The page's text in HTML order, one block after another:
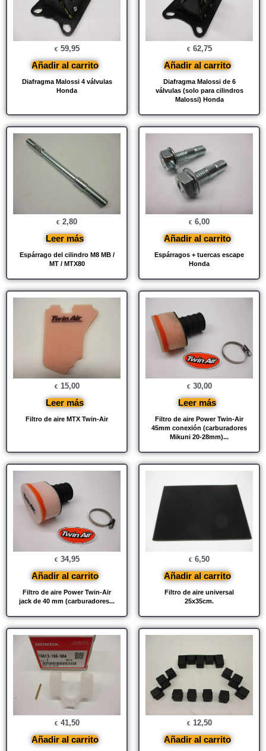
Diafragma Malossi 4 válvulas
Honda
€ 59,95
Añadir al carrito
Diafragma Malossi de 6
válvulas (solo para cilindros
Malossi) Honda
€ 62,75
Añadir al carrito
Espárrago del cilindro M8 MB /
MT / MTX80
€ 2,80
Leer más
Espárragos + tuercas escape
Honda
€ 6,00
Añadir al carrito
Filtro de aire MTX Twin-Air
€ 15,00
Leer más
Filtro de aire Power Twin-Air
45mm conexión (carburadores
Mikuni 20-28mm)...
€ 30,00
Leer más
Filtro de aire Power Twin-Air
jack de 40 mm (carburadores...
€ 34,95
Añadir al carrito
Filtro de aire universal
25x35cm.
€ 6,50
Añadir al carrito
€ 41,50
Añadir al carrito
€ 12,50
Añadir al carrito